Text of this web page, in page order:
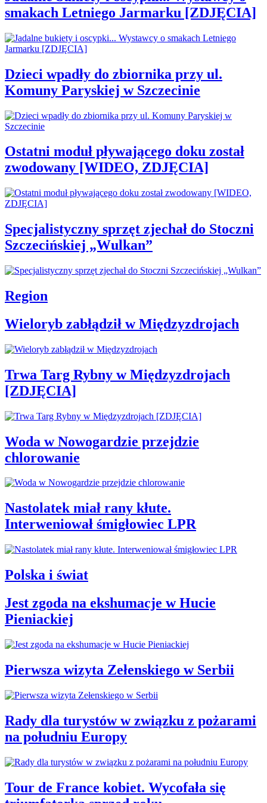
smakach Letniego Jarmarku [ZDJĘCIA]
Dzieci wpadły do zbiornika przy ul.
Komuny Paryskiej w Szczecinie
Ostatni moduł pływającego doku został
zwodowany [WIDEO, ZDJĘCIA]
Specjalistyczny sprzęt zjechał do Stoczni
Szczecińskiej „Wulkan”
Region
Wieloryb zabłądził w Międzyzdrojach
Trwa Targ Rybny w Międzyzdrojach
[ZDJĘCIA]
Woda w Nowogardzie przejdzie
chlorowanie
Nastolatek miał rany kłute.
Interweniował śmigłowiec LPR
Polska i świat
Jest zgoda na ekshumacje w Hucie
Pieniackiej
Pierwsza wizyta Zełenskiego w Serbii
Rady dla turystów w związku z pożarami
na południu Europy
Tour de France kobiet. Wycofała się